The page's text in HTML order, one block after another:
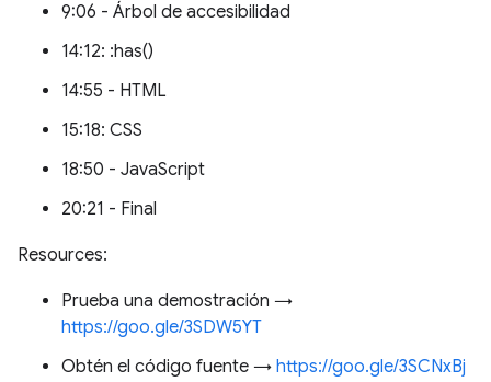
9:06 - Árbol de accesibilidad
14:12: :has()
14:55 - HTML
15:18: CSS
18:50 - JavaScript
20:21 - Final
Resources:
Prueba una demostración →
https://goo.gle/3SDW5YT
Obtén el código fuente → https://goo.gle/3SCNxBj